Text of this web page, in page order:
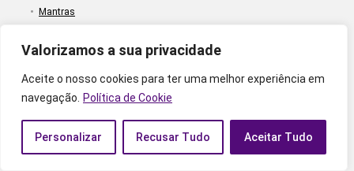
Valorizamos a sua privacidade
Aceite o nosso cookies para ter uma melhor experiência em
navegação.
Política de Cookie
Personalizar Recusar Tudo Aceitar Tudo
Mantras